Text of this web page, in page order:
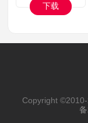
下载
Copyright ©2010-